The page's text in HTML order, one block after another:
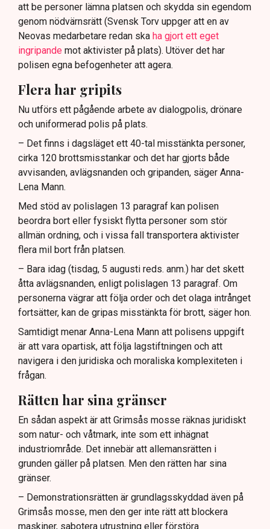
att be personer lämna platsen och skydda sin egendom
genom nödvärnsrätt (Svensk Torv uppger att en av
Neovas medarbetare redan ska ha gjort ett eget
ingripande mot aktivister på plats). Utöver det har
polisen egna befogenheter att agera.
Flera har gripits
Nu utförs ett pågående arbete av dialogpolis, drönare
och uniformerad polis på plats.
– Det finns i dagsläget ett 40-tal misstänkta personer,
cirka 120 brottsmisstankar och det har gjorts både
avvisanden, avlägsnanden och gripanden, säger Anna-
Lena Mann.
Med stöd av polislagen 13 paragraf kan polisen
beordra bort eller fysiskt flytta personer som stör
allmän ordning, och i vissa fall transportera aktivister
flera mil bort från platsen.
– Bara idag (tisdag, 5 augusti reds. anm.) har det skett
åtta avlägsnanden, enligt polislagen 13 paragraf. Om
personerna vägrar att följa order och det olaga intrånget
fortsätter, kan de gripas misstänkta för brott, säger hon.
Samtidigt menar Anna-Lena Mann att polisens uppgift
är att vara opartisk, att följa lagstiftningen och att
navigera i den juridiska och moraliska komplexiteten i
frågan.
Rätten har sina gränser
En sådan aspekt är att Grimsås mosse räknas juridiskt
som natur- och våtmark, inte som ett inhägnat
industriområde. Det innebär att allemansrätten i
grunden gäller på platsen. Men den rätten har sina
gränser.
– Demonstrationsrätten är grundlagsskyddad även på
Grimsås mosse, men den ger inte rätt att blockera
maskiner, sabotera utrustning eller förstöra